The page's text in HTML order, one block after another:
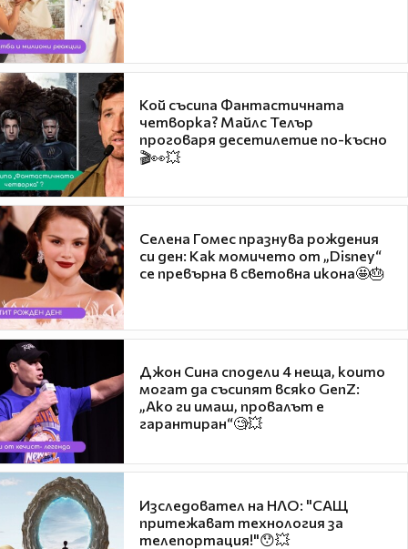
Кой съсипа Фантастичната
четворка? Майлс Телър
проговаря десетилетие по-късно
🎬👀💥
Селена Гомес празнува рождения
си ден: Как момичето от „Disney“
се превърна в световна икона🤩🎂
Джон Сина сподели 4 неща, които
могат да съсипят всяко GenZ:
„Ако ги имаш, провалът е
гарантиран“🧐💥
Изследовател на НЛО: "САЩ
притежават технология за
телепортация!"😯💥